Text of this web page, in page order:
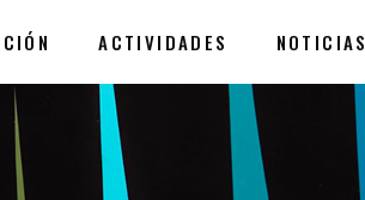
ACTIVIDADES NOTICIAS